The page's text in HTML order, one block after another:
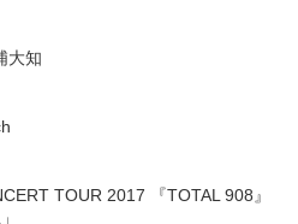
大知
TOUR 2017 『TOTAL 908』